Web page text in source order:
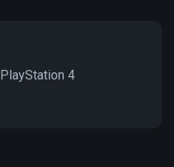
PlayStation 4